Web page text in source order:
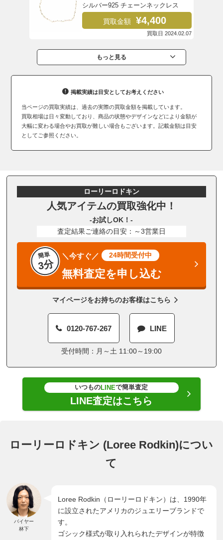
シルバー925 チェーンネックレス
買取金額 ¥4,400
買取日 2024.02.07
もっと見る
掲載実績は目安としてお考えください
当ページの買取実績は、過去の実際の買取金額を掲載しています。
買取相場は日々変動しており、商品の状態やデザインなどにより金額が
大幅に変わる場合やお買取が難しい場合もございます。記載金額は目安
としてご参照ください。
ローリーロドキン
人気アイテムの買取強化中！
-お試しOK！-
査定結果ご連絡の目安：～3営業日
簡単
3分
＼今すぐ／ 24時間受付中
無料査定を申し込む
マイページをお持ちのお客様はこちら
0120-767-267 LINE
受付時間：月～土 11:00～19:00
いつものLINEで簡単査定
LINE査定はこちら
ローリーロドキン (Loree Rodkin)につい
て
バイヤー
林下
Loree Rodkin（ローリーロドキン）は、1990年
に設立されたアメリカのジュエリーブランドで
す。
ゴシック様式が取り入れられたデザインが特徴